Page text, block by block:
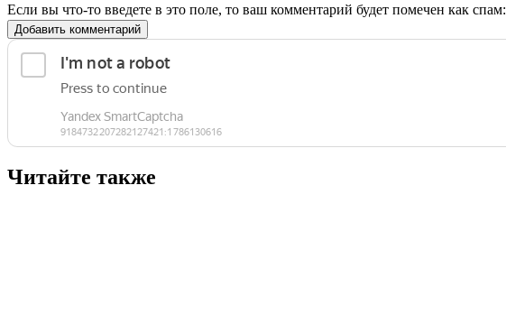
Если вы что-то введете в это поле, то ваш комментарий будет помечен как спам:
Добавить комментарий
Читайте также